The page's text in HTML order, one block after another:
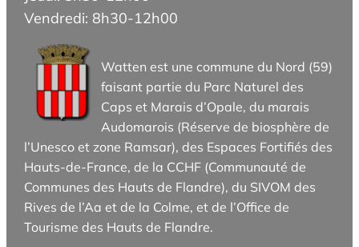
Vendredi: 8h30-12h00
Watten est une commune du Nord (59)
faisant partie du Parc Naturel des
Caps et Marais d’Opale, du marais
Audomarois (Réserve de biosphère de
l’Unesco et zone Ramsar), des Espaces Fortifiés des
Hauts-de-France, de la CCHF (Communauté de
Communes des Hauts de Flandre), du SIVOM des
Rives de l’Aa et de la Colme, et de l’Office de
Tourisme des Hauts de Flandre.